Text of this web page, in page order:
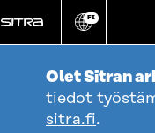
suoraan
sisältöön
Vaihda
kieli
FI
Olet Sitran
tiedot
sitra.fi.